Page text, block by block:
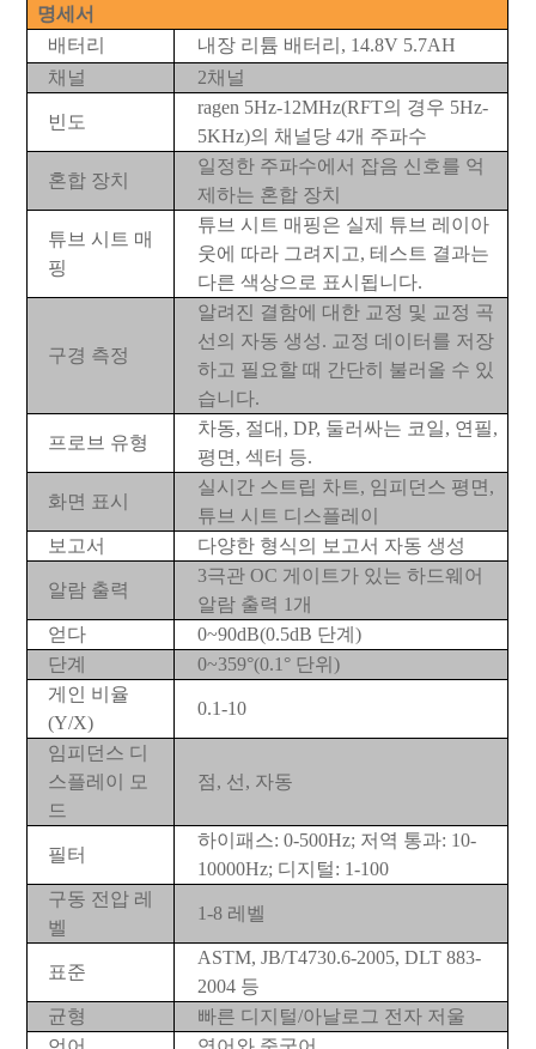
명세서
배터리
내장 리튬 배터리, 14.8V 5.7AH
채널
2채널
빈도
ragen 5Hz-12MHz(RFT의 경우 5Hz-
5KHz)의 채널당 4개 주파수
혼합 장치
일정한 주파수에서 잡음 신호를 억
제하는 혼합 장치
튜브 시트 매
핑
튜브 시트 매핑은 실제 튜브 레이아
웃에 따라 그려지고, 테스트 결과는
다른 색상으로 표시됩니다.
구경 측정
알려진 결함에 대한 교정 및 교정 곡
선의 자동 생성. 교정 데이터를 저장
하고 필요할 때 간단히 불러올 수 있
습니다.
프로브 유형
차동, 절대, DP, 둘러싸는 코일, 연필,
평면, 섹터 등.
화면 표시
실시간 스트립 차트, 임피던스 평면,
튜브 시트 디스플레이
보고서
다양한 형식의 보고서 자동 생성
알람 출력
3극관 OC 게이트가 있는 하드웨어
알람 출력 1개
얻다
0~90dB(0.5dB 단계)
단계
0~359°(0.1° 단위)
게인 비율
(Y/X)
0.1-10
임피던스 디
스플레이 모
드
점, 선, 자동
필터
하이패스: 0-500Hz; 저역 통과: 10-
10000Hz; 디지털: 1-100
구동 전압 레
벨
1-8 레벨
표준
ASTM, JB/T4730.6-2005, DLT 883-
2004 등
균형
빠른 디지털/아날로그 전자 저울